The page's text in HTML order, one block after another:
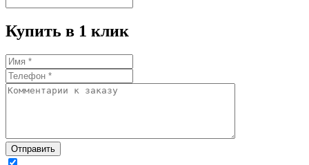
Купить в 1 клик
Отправить